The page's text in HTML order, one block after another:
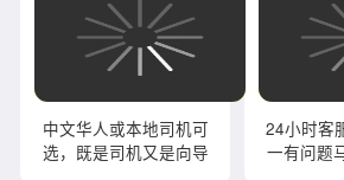
中文华人或本地司机可
选，既是司机又是向导
24小时客
一有问题